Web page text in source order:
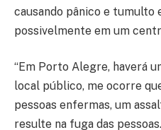
causando pânico e tumulto
possivelmente em um
“Em Porto Alegre, haverá
local público, me ocorre
pessoas enfermas, um
resulte na fuga das